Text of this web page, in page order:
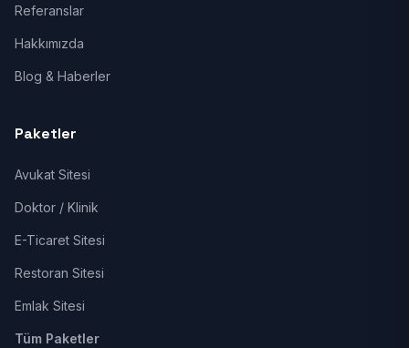
Referanslar
Hakkımızda
Blog & Haberler
Paketler
Avukat Sitesi
Doktor / Klinik
E-Ticaret Sitesi
Restoran Sitesi
Emlak Sitesi
Tüm Paketler